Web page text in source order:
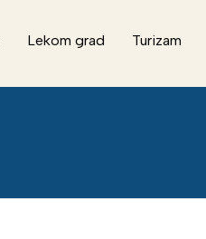
Lekom grad Turizam